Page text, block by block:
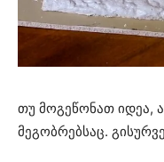
თუ მოგეწონათ იდეა,
მეგობრებსაც.